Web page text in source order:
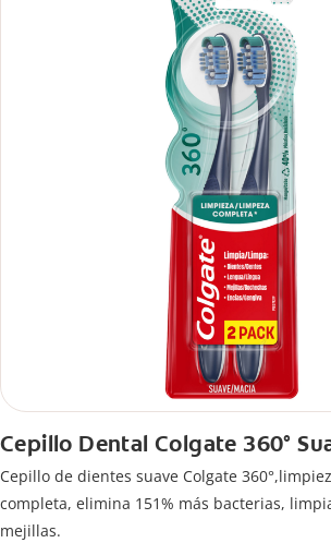
Cepillo Dental Colgate 360°
Cepillo de dientes suave Colgate
completa, elimina 151% más bacterias,
mejillas.